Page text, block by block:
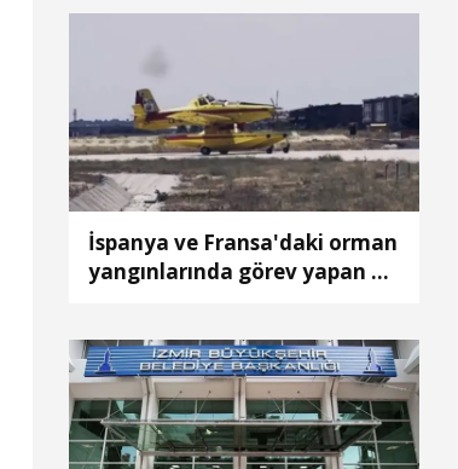
İspanya ve Fransa'daki orman
yangınlarında görev yapan 4